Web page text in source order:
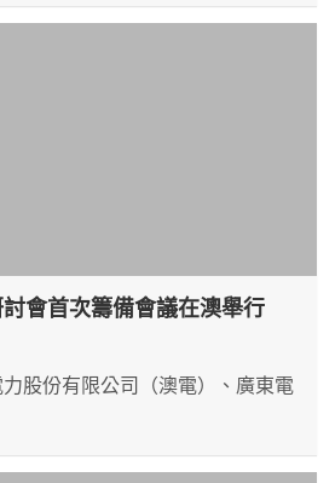
會首次籌備會議在澳舉行
力股份有限公司（澳電）、廣東電